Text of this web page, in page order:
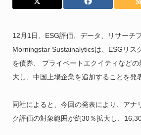
12月1日、ESG評価、データ、リサーチ
Morningstar Sustainalyticsは、ESGリス
を債券、 プライベートエクイティなど
大し、中国上場企業を追加することを発
同社によると、今回の発表により、アナ
ク評価の対象範囲が約30％拡大し、